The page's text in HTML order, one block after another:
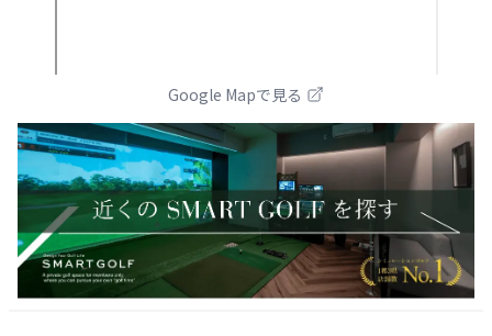
Google Mapで見る